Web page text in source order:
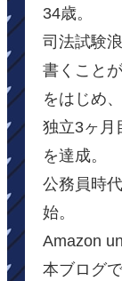
34歳。
司法試験
書くこと
をはじめ
独立3ヶ月
を達成。
公務員時
始。
Amazon
本ブログ